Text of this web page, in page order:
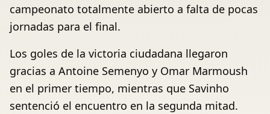
campeonato totalmente abierto a falta de pocas
jornadas para el final.
Los goles de la victoria ciudadana llegaron
gracias a Antoine Semenyo y Omar Marmoush
en el primer tiempo, mientras que Savinho
sentenció el encuentro en la segunda mitad.